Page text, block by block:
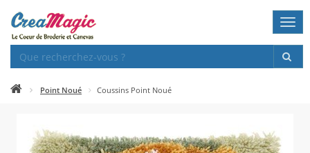
Point Noué Coussins Point Noué